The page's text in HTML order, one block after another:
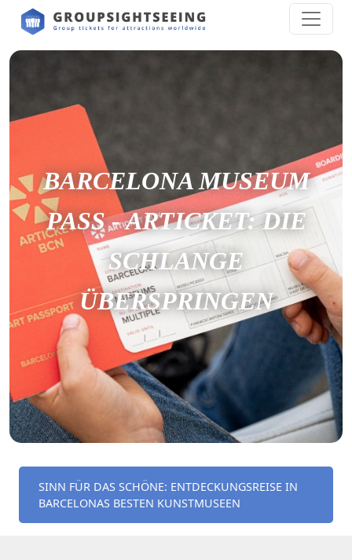
BARCELONA MUSEUM
PASS - ARTICKET: DIE
SCHLANGE
ÜBERSPRINGEN
SINN FÜR DAS SCHÖNE: ENTDECKUNGSREISE IN
BARCELONAS BESTEN KUNSTMUSEEN